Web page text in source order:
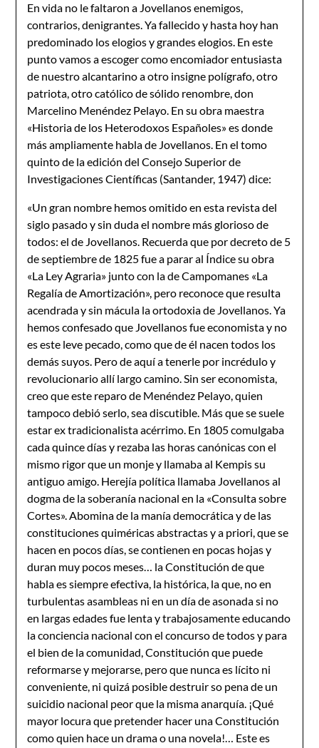
En vida no le faltaron a Jovellanos enemigos,
contrarios, denigrantes. Ya fallecido y hasta hoy han
predominado los elogios y grandes elogios. En este
punto vamos a escoger como encomiador entusiasta
de nuestro alcantarino a otro insigne polígrafo, otro
patriota, otro católico de sólido renombre, don
Marcelino Menéndez Pelayo. En su obra maestra
«Historia de los Heterodoxos Españoles» es donde
más ampliamente habla de Jovellanos. En el tomo
quinto de la edición del Consejo Superior de
Investigaciones Científicas (Santander, 1947) dice:
«Un gran nombre hemos omitido en esta revista del
siglo pasado y sin duda el nombre más glorioso de
todos: el de Jovellanos. Recuerda que por decreto de 5
de septiembre de 1825 fue a parar al Índice su obra
«La Ley Agraria» junto con la de Campomanes «La
Regalía de Amortización», pero reconoce que resulta
acendrada y sin mácula la ortodoxia de Jovellanos. Ya
hemos confesado que Jovellanos fue economista y no
es este leve pecado, como que de él nacen todos los
demás suyos. Pero de aquí a tenerle por incrédulo y
revolucionario allí largo camino. Sin ser economista,
creo que este reparo de Menéndez Pelayo, quien
tampoco debió serlo, sea discutible. Más que se suele
estar ex tradicionalista acérrimo. En 1805 comulgaba
cada quince días y rezaba las horas canónicas con el
mismo rigor que un monje y llamaba al Kempis su
antiguo amigo. Herejía política llamaba Jovellanos al
dogma de la soberanía nacional en la «Consulta sobre
Cortes». Abomina de la manía democrática y de las
constituciones quiméricas abstractas y a priori, que se
hacen en pocos días, se contienen en pocas hojas y
duran muy pocos meses… la Constitución de que
habla es siempre efectiva, la histórica, la que, no en
turbulentas asambleas ni en un día de asonada si no
en largas edades fue lenta y trabajosamente educando
la conciencia nacional con el concurso de todos y para
el bien de la comunidad, Constitución que puede
reformarse y mejorarse, pero que nunca es lícito ni
conveniente, ni quizá posible destruir so pena de un
suicidio nacional peor que la misma anarquía. ¡Qué
mayor locura que pretender hacer una Constitución
como quien hace un drama o una novela!… Este es